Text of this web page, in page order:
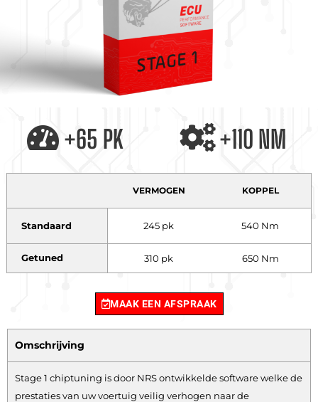
+65 PK +110 NM
VERMOGEN KOPPEL
Standaard 245 pk 540 Nm
Getuned 310 pk 650 Nm
MAAK EEN AFSPRAAK
Omschrijving
Stage 1 chiptuning is door NRS ontwikkelde software welke de
prestaties van uw voertuig veilig verhogen naar de